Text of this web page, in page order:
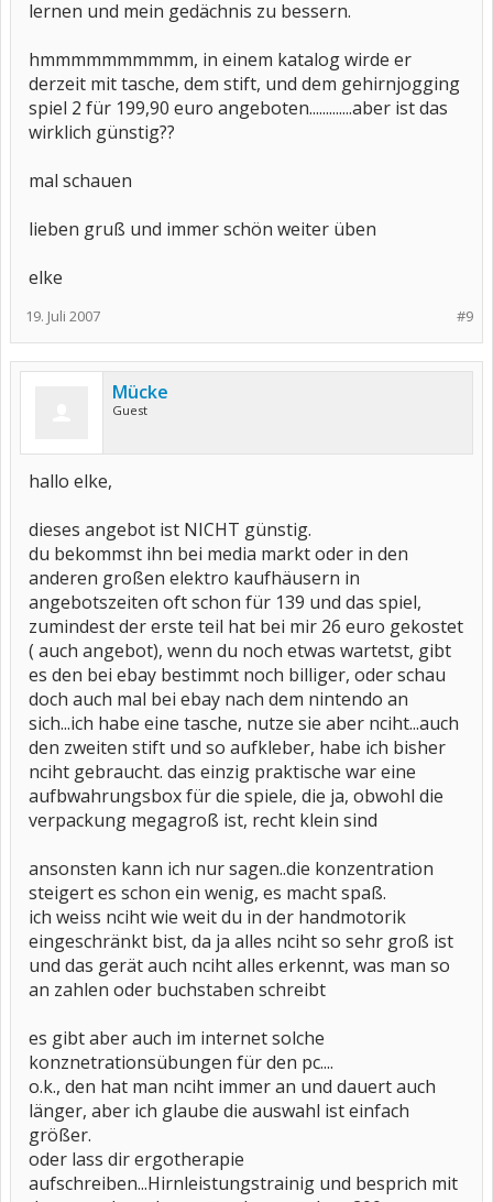
lernen und mein gedächnis zu bessern.
hmmmmmmmmmm, in einem katalog wirde er
derzeit mit tasche, dem stift, und dem gehirnjogging
spiel 2 für 199,90 euro angeboten.............aber ist das
wirklich günstig??
mal schauen
lieben gruß und immer schön weiter üben
elke
#9
19. Juli 2007
Mücke
Guest
hallo elke,
dieses angebot ist NICHT günstig.
du bekommst ihn bei media markt oder in den
anderen großen elektro kaufhäusern in
angebotszeiten oft schon für 139 und das spiel,
zumindest der erste teil hat bei mir 26 euro gekostet
( auch angebot), wenn du noch etwas wartetst, gibt
es den bei ebay bestimmt noch billiger, oder schau
doch auch mal bei ebay nach dem nintendo an
sich...ich habe eine tasche, nutze sie aber nciht...auch
den zweiten stift und so aufkleber, habe ich bisher
nciht gebraucht. das einzig praktische war eine
aufbwahrungsbox für die spiele, die ja, obwohl die
verpackung megagroß ist, recht klein sind
ansonsten kann ich nur sagen..die konzentration
steigert es schon ein wenig, es macht spaß.
ich weiss nciht wie weit du in der handmotorik
eingeschränkt bist, da ja alles nciht so sehr groß ist
und das gerät auch nciht alles erkennt, was man so
an zahlen oder buchstaben schreibt
es gibt aber auch im internet solche
konznetrationsübungen für den pc....
o.k., den hat man nciht immer an und dauert auch
länger, aber ich glaube die auswahl ist einfach
größer.
oder lass dir ergotherapie
aufschreiben...Hirnleistungstrainig und besprich mit